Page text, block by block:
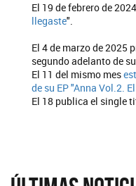
El 19 de febrero de
llegaste".
El 4 de marzo de 2025
segundo adelanto de
El 11 del mismo mes
de su EP "Anna Vol.2.
El 18 publica el single